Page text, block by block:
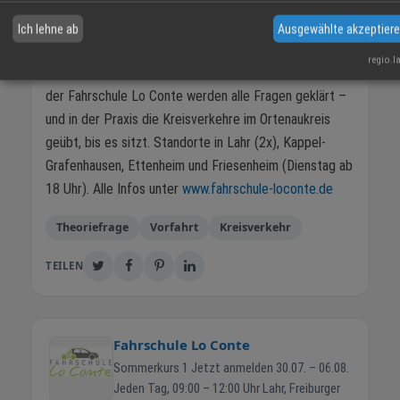
Varianten so lange geübt, bis jeder Fahrschüler sicher
durchkommt. In der Theorie und in der Praxis.
der Fahrschule Lo Conte werden alle Fragen geklärt –
und in der Praxis die Kreisverkehre im Ortenaukreis
geübt, bis es sitzt. Standorte in Lahr (2x), Kappel-
Grafenhausen, Ettenheim und Friesenheim (Dienstag ab
18 Uhr). Alle Infos unter www.fahrschule-loconte.de
Theoriefrage Vorfahrt Kreisverkehr
TEILEN
Fahrschule Lo Conte
Sommerkurs 1 Jetzt anmelden 30.07. – 06.08.
Jeden Tag, 09:00 – 12:00 Uhr Lahr, Freiburger
Ich lehne ab Ausgewählte